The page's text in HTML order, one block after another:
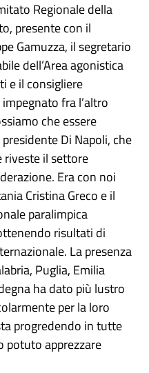
Regionale della
presente con il
Gamuzza, il segretario
dell’Area agonistica
e il consigliere
fra l’altro
che essere
Di Napoli, che
riveste il settore
Era con noi
Cristina Greco e il
paralimpica
risultati di
La presenza
Puglia, Emilia
ha dato più lustro
per la loro
progredendo in tutte
potuto apprezzare